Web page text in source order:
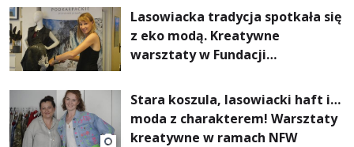
Lasowiacka tradycja spotkała się
z eko modą. Kreatywne
warsztaty w Fundacji
Stara koszula, lasowiacki haft i…
moda z charakterem! Warsztaty
kreatywne w ramach NFW